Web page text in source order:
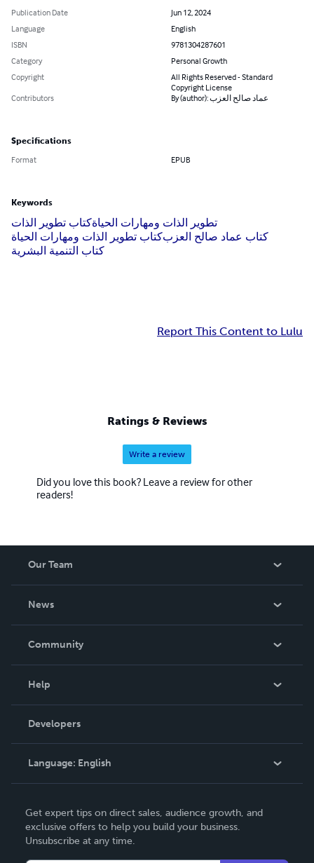
Publication Date
Jun 12, 2024
Language
English
ISBN
9781304287601
Category
Personal Growth
Copyright
All Rights Reserved - Standard
Copyright License
Contributors
By (author): عماد صالح العزب
Specifications
Format EPUB
Keywords
كتاب تطوير الذاتتطوير الذات ومهارات الحياة
كتاب تطوير الذات ومهارات الحياةكتاب عماد صالح العزب
كتاب التنمية البشرية
Report This Content to Lulu
Ratings & Reviews
Write a review
Did you love this book? Leave a review for other
readers!
Our Team
News
In The News
Community
Podcast
Help
Order Lookup
Knowledge Base
Contact Support
Developers
Language: English
Deutsch
Français
Get expert tips on direct sales, audience growth, and
exclusive offers to help you build your business.
Unsubscribe at any time.